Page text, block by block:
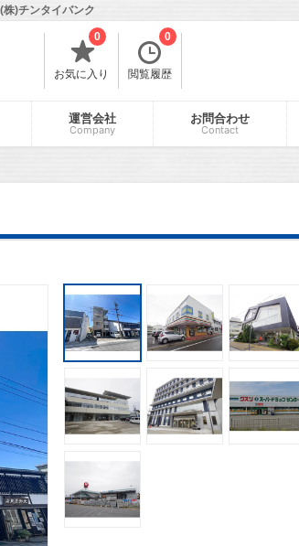
)チンタイバンク
お気に入り
0
閲覧履歴
0
運営会社
Company
お問合わせ
Contact